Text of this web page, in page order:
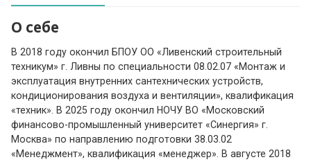
О себе
В 2018 году окончил БПОУ ОО «Ливенский строительный
техникум» г. Ливны по специальности 08.02.07 «Монтаж и
эксплуатация внутренних сантехнических устройств,
кондиционирования воздуха и вентиляции», квалификация
«техник». В 2025 году окончил НОЧУ ВО «Московский
финансово-промышленный университет «Синергия» г.
Москва» по направлению подготовки 38.03.02
«Менеджмент», квалификация «менеджер». В августе 2018